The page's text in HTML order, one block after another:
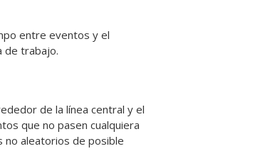
entre eventos y el
de trabajo.
de la línea central y el
que no pasen cualquiera
no aleatorios de posible